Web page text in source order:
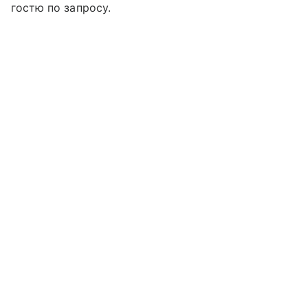
гостю по запросу.